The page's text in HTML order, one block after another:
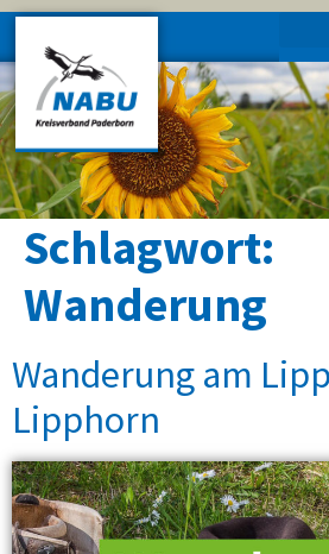
Schlagwort:
Wanderung
Wanderung am
Lipphorn